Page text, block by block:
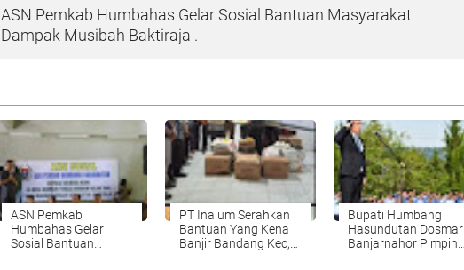
ASN Pemkab Humbahas Gelar Sosial Bantuan Masyarakat
Dampak Musibah Baktiraja .
ASN Pemkab
Humbahas Gelar
Sosial Bantuan
PT Inalum Serahkan
Bantuan Yang Kena
Banjir Bandang Kec;
Bupati Humbang
Hasundutan Dosmar
Banjarnahor Pimpin